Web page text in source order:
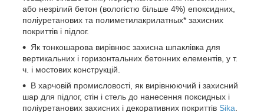
або незрілий бетон (вологістю більше 4%) епоксидних,
поліуретанових та полиметилакрилатных* захисних
покриттів і підлог.
Як тонкошарова вирівнює захисна шпаклівка для
вертикальних і горизонтальних бетонних елементів, у т.
ч. і мостових конструкцій.
В харчовій промисловості, як вирівнюючий і захисний
шар для підлог, стін і стель до нанесення поксидных і
поліуретанових захисних і декоративних покриттів Sika